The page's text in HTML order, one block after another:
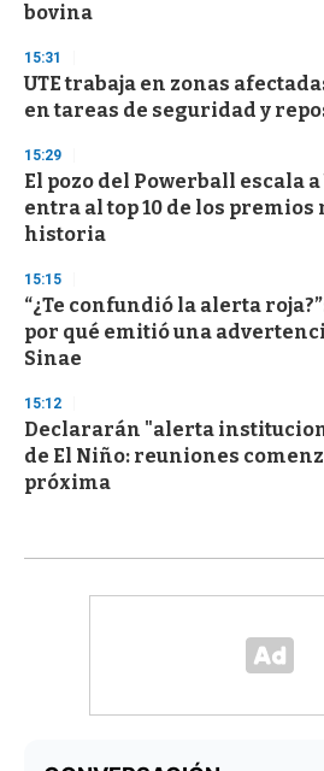
bovina
15:31
UTE trabaja en zonas
en tareas de seguridad y
15:29
El pozo del Powerball escala
entra al top 10 de los premios
historia
15:15
“¿Te confundió la alerta
por qué emitió una
Sinae
15:12
Declararán "alerta
de El Niño: reuniones
próxima